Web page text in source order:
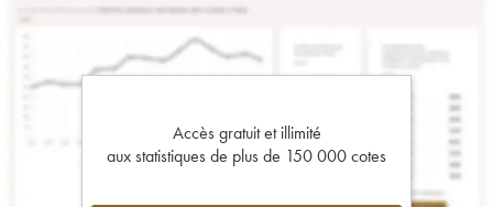
Accès gratuit et illimité
aux statistiques de plus de 150 000 cotes